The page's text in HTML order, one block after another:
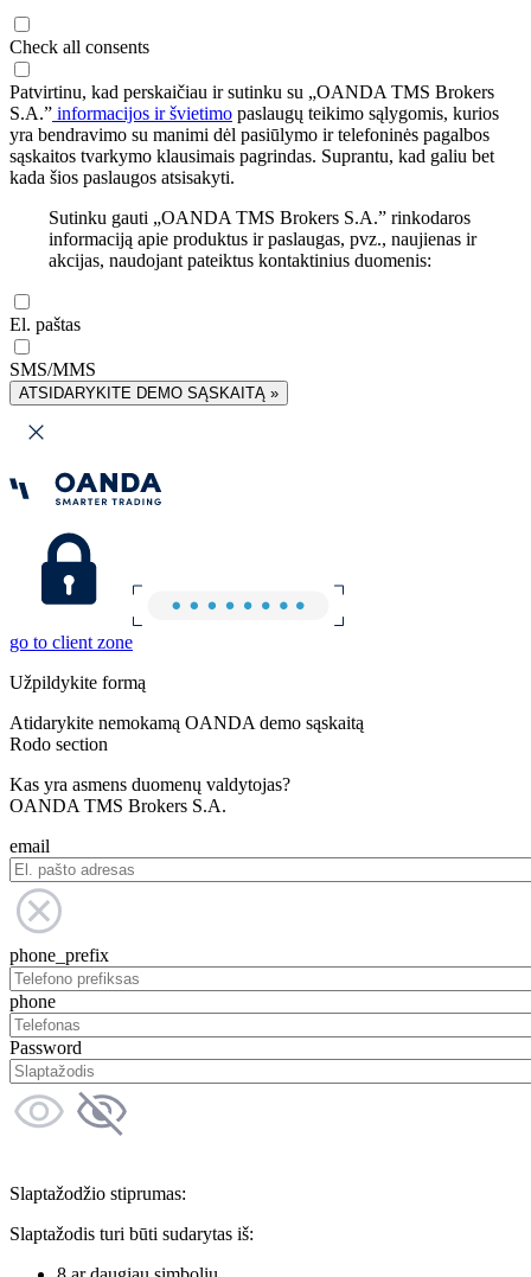
Check all consents
Patvirtinu, kad perskaičiau ir sutinku su „OANDA TMS Brokers
S.A.” informacijos ir švietimo paslaugų teikimo sąlygomis, kurios
yra bendravimo su manimi dėl pasiūlymo ir telefoninės pagalbos
sąskaitos tvarkymo klausimais pagrindas. Suprantu, kad galiu bet
kada šios paslaugos atsisakyti.
Sutinku gauti „OANDA TMS Brokers S.A.” rinkodaros
informaciją apie produktus ir paslaugas, pvz., naujienas ir
akcijas, naudojant pateiktus kontaktinius duomenis:
El. paštas
SMS/MMS
ATSIDARYKITE DEMO SĄSKAITĄ »
go to client zone
Užpildykite formą
Atidarykite nemokamą OANDA demo sąskaitą
Rodo section
Kas yra asmens duomenų valdytojas?
OANDA TMS Brokers S.A.
email
phone_prefix
phone
Password
Slaptažodžio stiprumas:
Slaptažodis turi būti sudarytas iš: